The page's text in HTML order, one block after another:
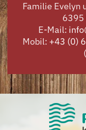
Familie Evelyn
6395
E-Mail:
Mobil: +43 (0)